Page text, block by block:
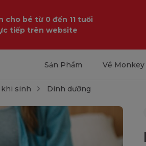
cho bé từ 0 đến 11 tuổi
tiếp trên website
Sản Phẩm Về Monkey
khi sinh Dinh dưỡng